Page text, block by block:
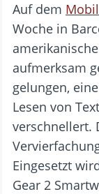
Auf dem
Woche in
aufmerksam
gelungen,
Lesen von
verschnellert.
Eingesetzt
Gear 2